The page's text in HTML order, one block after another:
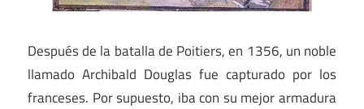
Después de la batalla de Poitiers, en 1356, un noble
llamado Archibald Douglas fue capturado por los
franceses. Por supuesto, iba con su mejor armadura